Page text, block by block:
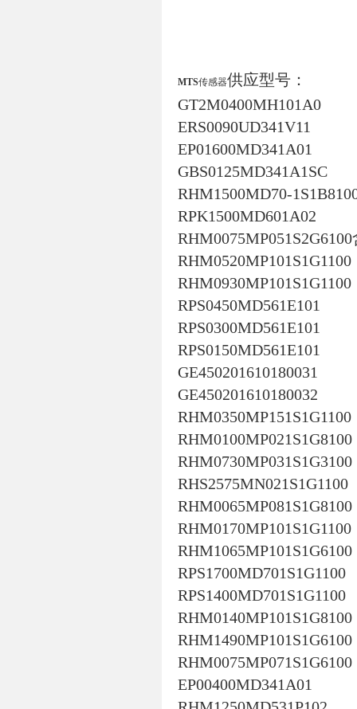
MTS传感器供应型号：
GT2M0400MH101A0
ERS0090UD341V11
EP01600MD341A01
GBS0125MD341A1SC
RHM1500MD70-
RPK1500MD601A02
RHM0520MP101S1G1100
RHM0930MP101S1G1100
RPS0450MD561E101
RPS0300MD561E101
RPS0150MD561E101
GE450201610180031
GE450201610180032
RHM0350MP151S1G1100
RHM0100MP021S1G8100
RHM0730MP031S1G3100
RHS2575MN021S1G1100
RHM0065MP081S1G8100
RHM0170MP101S1G1100
RHM1065MP101S1G6100
RPS1700MD701S1G1100
RPS1400MD701S1G1100
RHM0140MP101S1G8100
RHM1490MP101S1G6100
RHM0075MP071S1G6100
EP00400MD341A01